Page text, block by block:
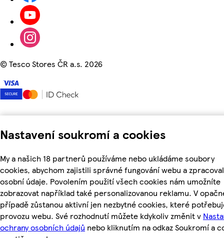
Nastavení soukromí a cookies
My a našich 18 partnerů používáme nebo ukládáme soubory
cookies, abychom zajistili správné fungování webu a
osobní údaje. Povolením použití všech cookies nám umožníte
zobrazovat například také personalizovanou reklamu. V
případě zůstanou aktivní jen nezbytné cookies, které
provozu webu. Své rozhodnutí můžete kdykoliv změnit v
ochrany osobních údajů nebo kliknutím na odkaz Soukromí a
©Tesco Stores ČR a.s. 2026